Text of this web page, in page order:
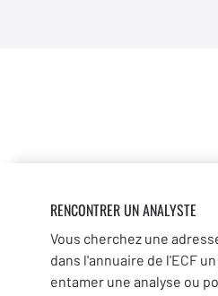
RENCONTRER UN ANALYSTE
Vous cherchez une
dans l'annuaire de l'ECF
entamer une analyse ou